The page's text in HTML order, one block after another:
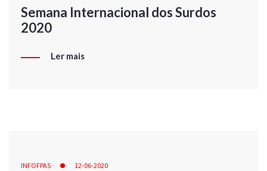
Semana Internacional dos Surdos
2020
Ler mais
INFOFPAS 12-06-2020